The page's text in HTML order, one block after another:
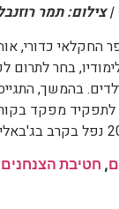
תמר
החקלאי כדורי,
בחר
בהמשך,
מפקד
, חטיבת הצנחנים